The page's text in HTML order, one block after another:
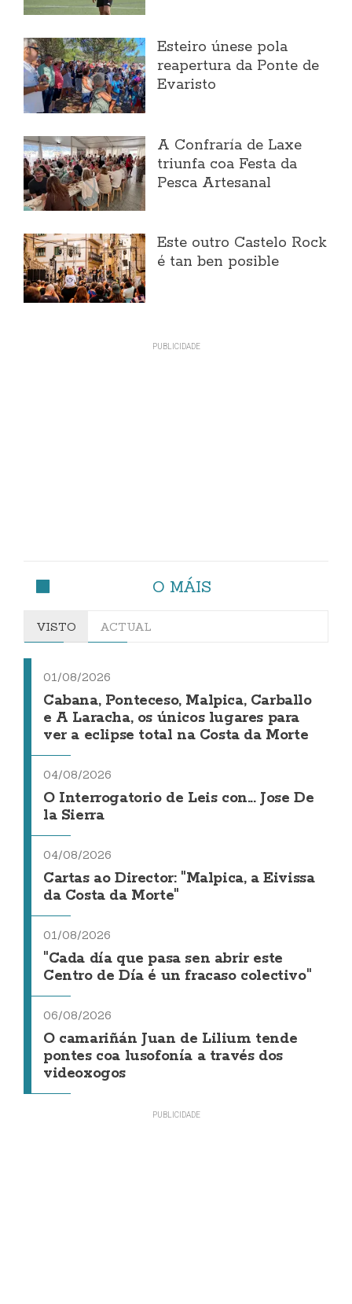
Esteiro únese pola
reapertura da Ponte de
Evaristo
A Confraría de Laxe
triunfa coa Festa da
Pesca Artesanal
Este outro Castelo Rock
é tan ben posible
O MÁIS
VISTO ACTUAL
01/08/2026
Cabana, Ponteceso, Malpica, Carballo
e A Laracha, os únicos lugares para
ver a eclipse total na Costa da Morte
04/08/2026
O Interrogatorio de Leis con... Jose De
la Sierra
04/08/2026
Cartas ao Director: "Malpica, a Eivissa
da Costa da Morte"
01/08/2026
"Cada día que pasa sen abrir este
Centro de Día é un fracaso colectivo"
06/08/2026
O camariñán Juan de Lilium tende
pontes coa lusofonía a través dos
videoxogos